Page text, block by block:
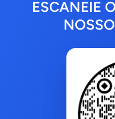
ESCANEIE